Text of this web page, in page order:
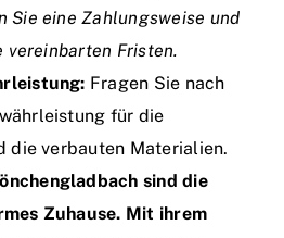
Sie eine Zahlungsweise und
vereinbarten Fristen.
Fragen Sie nach
für die
die verbauten Materialien.
sind die
Zuhause. Mit ihrem